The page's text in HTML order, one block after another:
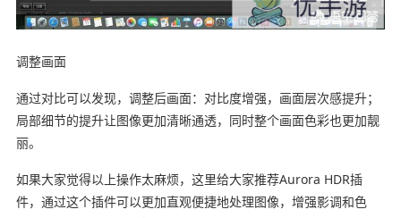
调整画面
通过对比可以发现，调整后画面：对比度增强，画面层次感提升；
局部细节的提升让图像更加清晰通透，同时整个画面色彩也更加靓
丽。
如果大家觉得以上操作太麻烦，这里给大家推荐Aurora HDR插
件，通过这个插件可以更加直观便捷地处理图像，增强影调和色